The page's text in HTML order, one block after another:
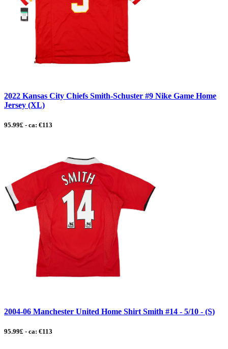
2022 Kansas City Chiefs Smith-Schuster #9 Nike Game Home
Jersey (XL)
95.99£ - ca: €113
2004-06 Manchester United Home Shirt Smith #14 - 5/10 - (S)
95.99£ - ca: €113